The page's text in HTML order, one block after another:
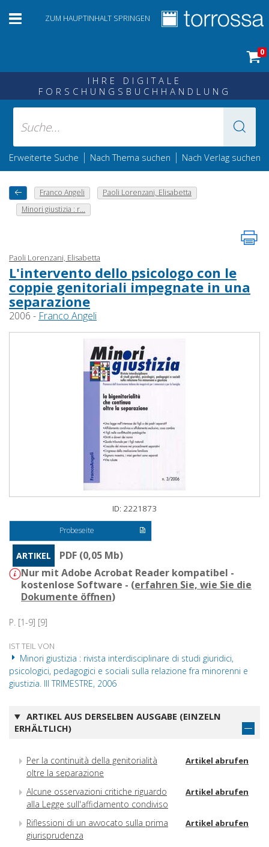
ZUM HAUPTINHALT SPRINGEN
0
IHRE DIGITALE
FORSCHUNGSBUCHHANDLUNG
Erweiterte Suche | Nach Thema suchen | Nach Verlag suchen
Franco Angeli
Paoli Lorenzani, Elisabetta
Minori giustizia : r...
Paoli Lorenzani, Elisabetta
L'intervento dello psicologo con le
coppie genitoriali impegnate in una
separazione
2006 - Franco Angeli
ID: 2221873
Probeseite
ARTIKEL
PDF (0,05 Mb)
Nur mit Adobe Acrobat Reader kompatibel -
kostenlose Software - (erfahren Sie, wie Sie die
Dokumente öffnen)
P. [1-9] [9]
IST TEIL VON
Minori giustizia : rivista interdisciplinare di studi giuridici,
psicologici, pedagogici e sociali sulla relazione fra minorenni e
giustizia. III TRIMESTRE, 2006
ARTIKEL AUS DERSELBEN AUSGABE (EINZELN
ERHÄLTLICH)
Per la continuità della genitorialità
oltre la separazione
Artikel abrufen
Alcune osservazioni critiche riguardo
alla Legge sull'affidamento condiviso
Artikel abrufen
Riflessioni di un avvocato sulla prima
giurisprudenza
Artikel abrufen